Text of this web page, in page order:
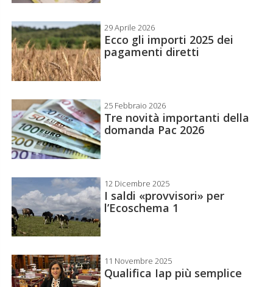
29 Aprile 2026
Ecco gli importi 2025 dei
pagamenti diretti
25 Febbraio 2026
Tre novità importanti della
domanda Pac 2026
12 Dicembre 2025
I saldi «provvisori» per
l’Ecoschema 1
11 Novembre 2025
Qualifica Iap più semplice